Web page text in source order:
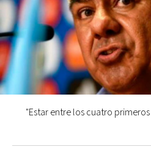
"Estar entre los cuatro